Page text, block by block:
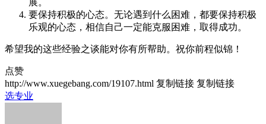
展。
要保持积极的心态。无论遇到什么困难，都要保持积极
乐观的心态，相信自己一定能克服困难，取得成功。
希望我的这些经验之谈能对你有所帮助。祝你前程似锦！
点赞
http://www.xuegebang.com/19107.html 复制链接 复制链接
选专业